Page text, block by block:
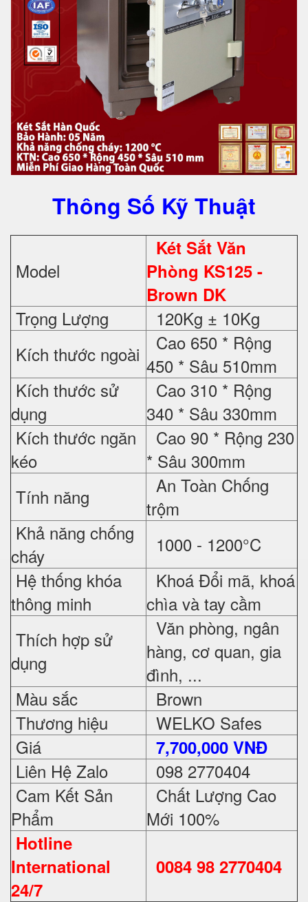
Thông Số Kỹ Thuật
Model
Két Sắt Văn
Phòng KS125 -
Brown DK
Trọng Lượng
120Kg ± 10Kg
Kích thước ngoài
Cao 650 * Rộng
450 * Sâu 510mm
Kích thước sử
dụng
Cao 310 * Rộng
340 * Sâu 330mm
Kích thước ngăn
kéo
Cao 90 * Rộng 230
* Sâu 300mm
Tính năng
An Toàn Chống
trộm
Khả năng chống
cháy
1000 - 1200°C
Hệ thống khóa
thông minh
Khoá Đổi mã, khoá
chìa và tay cầm
Thích hợp sử
dụng
Văn phòng, ngân
hàng, cơ quan, gia
đình, ...
Màu sắc
Brown
Thương hiệu
WELKO Safes
Giá
7,700,000 VNĐ
Liên Hệ Zalo
098 2770404
Cam Kết Sản
Phẩm
Chất Lượng Cao
Mới 100%
Hotline
International
24/7
0084 98 2770404